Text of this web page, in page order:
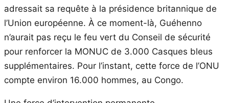
adressait sa requête à la présidence britannique de
l’Union européenne. À ce moment-là, Guéhenno
n’aurait pas reçu le feu vert du Conseil de sécurité
pour renforcer la MONUC de 3.000 Casques bleus
supplémentaires. Pour l’instant, cette force de l’ONU
compte environ 16.000 hommes, au Congo.